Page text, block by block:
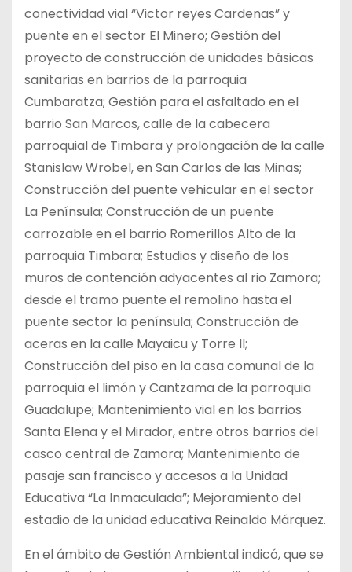
conectividad vial “Victor reyes Cardenas” y
puente en el sector El Minero; Gestión del
proyecto de construcción de unidades básicas
sanitarias en barrios de la parroquia
Cumbaratza; Gestión para el asfaltado en el
barrio San Marcos, calle de la cabecera
parroquial de Timbara y prolongación de la calle
Stanislaw Wrobel, en San Carlos de las Minas;
Construcción del puente vehicular en el sector
La Península; Construcción de un puente
carrozable en el barrio Romerillos Alto de la
parroquia Timbara; Estudios y diseño de los
muros de contención adyacentes al rio Zamora;
desde el tramo puente el remolino hasta el
puente sector la península; Construcción de
aceras en la calle Mayaicu y Torre II;
Construcción del piso en la casa comunal de la
parroquia el limón y Cantzama de la parroquia
Guadalupe; Mantenimiento vial en los barrios
Santa Elena y el Mirador, entre otros barrios del
casco central de Zamora; Mantenimiento de
pasaje san francisco y accesos a la Unidad
Educativa “La Inmaculada”; Mejoramiento del
estadio de la unidad educativa Reinaldo Márquez.
En el ámbito de Gestión Ambiental indicó, que se